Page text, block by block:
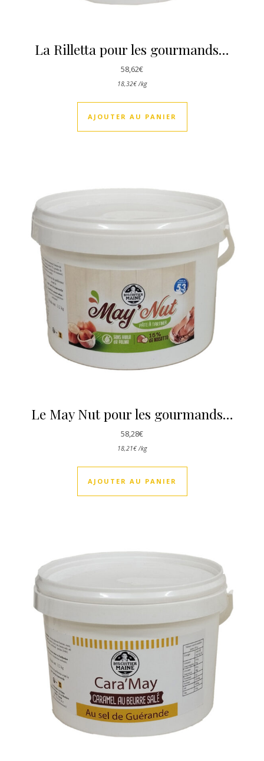
La Rilletta pour les gourmands…
58,62€
18,32€ /kg
AJOUTER AU PANIER
Le May Nut pour les gourmands…
58,28€
18,21€ /kg
AJOUTER AU PANIER